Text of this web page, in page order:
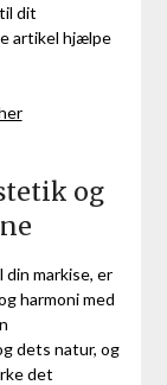
dit
artikel hjælpe
og
markise, er
harmoni med
dets natur, og
det